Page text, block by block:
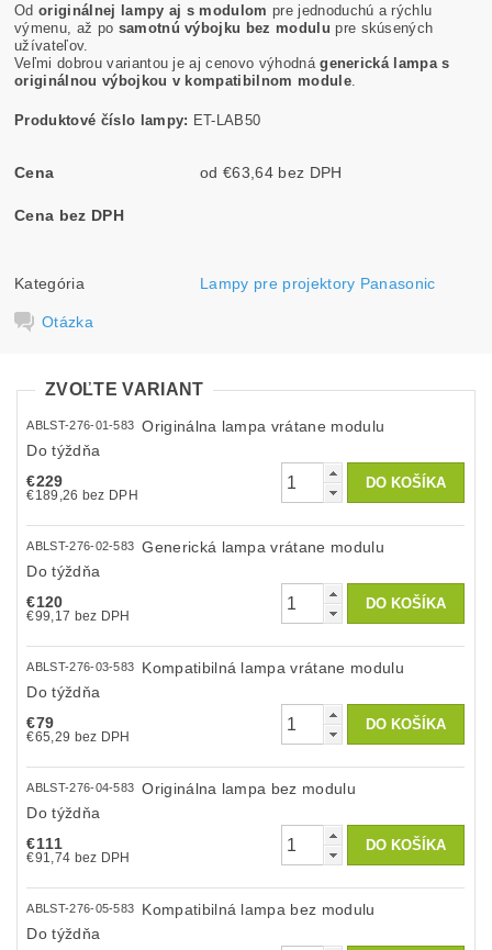
Odoriginálnej lampy aj s modulom pre jednoduchú a rýchlu
výmenu, až po samotnú výbojku bez modulu pre skúsených
užívateľov.
Veľmi dobrou variantou je aj cenovo výhodnágenerická lampa s
originálnou výbojkou v kompatibilnom module.
Produktové číslo lampy: ET-LAB50
Cena od €63,64 bez DPH
Cena bez DPH
Kategória Lampy pre projektory Panasonic
Otázka
ZVOĽTE VARIANT
ABLST-276-01-583
Originálna lampa vrátane modulu
Do týždňa
€229
€189,26 bez DPH
ABLST-276-02-583
Generická lampa vrátane modulu
Do týždňa
€120
€99,17 bez DPH
ABLST-276-03-583
Kompatibilná lampa vrátane modulu
Do týždňa
€79
€65,29 bez DPH
ABLST-276-04-583
Originálna lampa bez modulu
Do týždňa
€111
€91,74 bez DPH
ABLST-276-05-583
Kompatibilná lampa bez modulu
Do týždňa